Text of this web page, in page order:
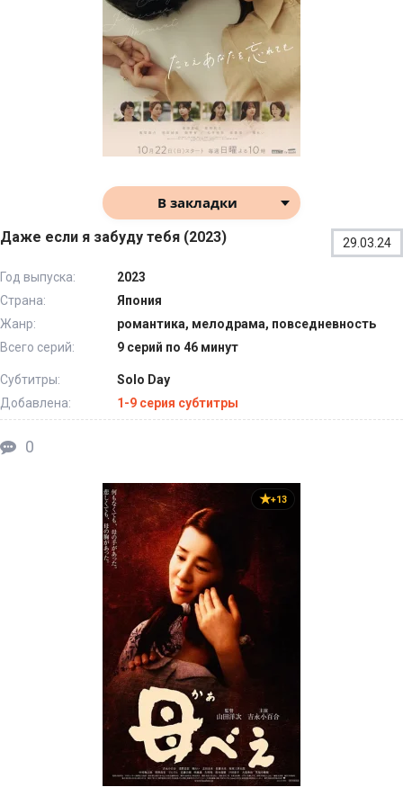
В закладки
Даже если я забуду тебя (2023) 29.03.24
Год выпуска:
2023
Страна:
Япония
Жанр:
романтика, мелодрама, повседневность
Всего серий:
9 серий по 46 минут
Субтитры:
Solo Day
Добавлена:
1-9 серия субтитры
0
+13